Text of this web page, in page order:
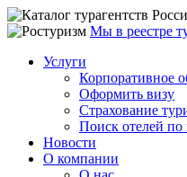
Мы в реестре
Услуги
Корпоративное
Оформить визу
Страхование
Поиск отелей по
Новости
О компании